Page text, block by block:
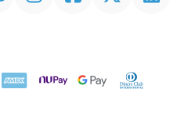
AMEX NuPay Google PayDiners Club